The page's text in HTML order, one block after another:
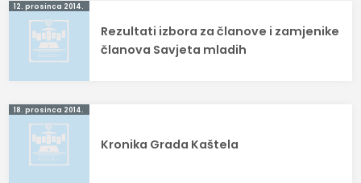
Navigacija
objava
12. prosinca 2014.
Rezultati izbora za članove i zamjenike
članova Savjeta mladih
18. prosinca 2014.
Kronika Grada Kaštela